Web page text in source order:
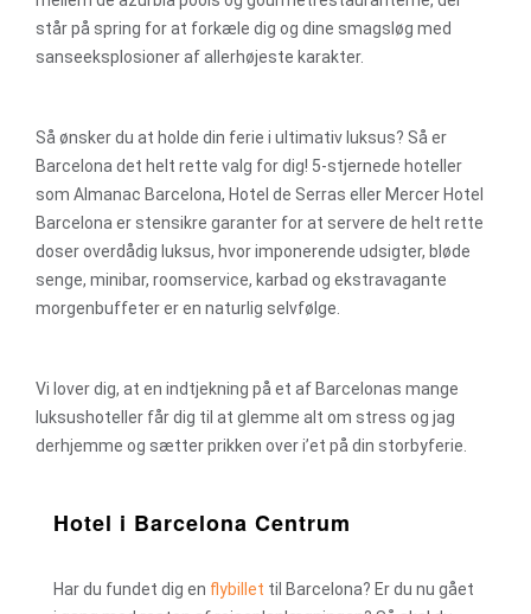
står på spring for at forkæle dig og dine smagsløg med
sanseeksplosioner af allerhøjeste karakter.
Så ønsker du at holde din ferie i ultimativ luksus? Så er
Barcelona det helt rette valg for dig! 5-stjernede hoteller
som Almanac Barcelona, Hotel de Serras eller Mercer Hotel
Barcelona er stensikre garanter for at servere de helt rette
doser overdådig luksus, hvor imponerende udsigter, bløde
senge, minibar, roomservice, karbad og ekstravagante
morgenbuffeter er en naturlig selvfølge.
Vi lover dig, at en indtjekning på et af Barcelonas mange
luksushoteller får dig til at glemme alt om stress og jag
derhjemme og sætter prikken over i’et på din storbyferie.
Hotel i Barcelona Centrum
Har du fundet dig en flybillet til Barcelona? Er du nu gået